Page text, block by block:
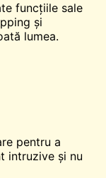
funcțiile sale
și
lumea.
pentru a
intruzive și nu